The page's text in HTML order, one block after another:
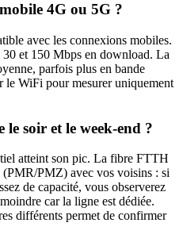
4G ou 5G ?
avec les connexions mobiles.
et 150 Mbps en download. La
parfois plus en bande
le WiFi pour mesurer uniquement
soir et le week-end ?
atteint son pic. La fibre FTTH
PMZ) avec vos voisins : si
de capacité, vous observerez
car la ligne est dédiée.
différents permet de confirmer